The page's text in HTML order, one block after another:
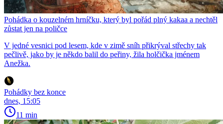
Pohádka o kouzelném hrníčku, který byl pořád plný kakaa a nechtěl
zůstat jen na poličce
V jedné vesnici pod lesem, kde v zimě sníh přikrýval střechy tak
pečlivě, jako by je někdo balil do peřiny, žila holčička jménem
Anežka.
Pohádky bez konce
dnes, 15:05
11 min